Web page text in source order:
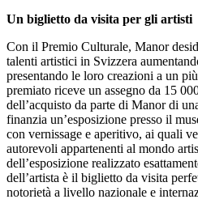
Un biglietto da visita per gli artisti
Con il Premio Culturale, Manor
talenti artistici in Svizzera
presentando le loro creazioni a un
premiato riceve un assegno da 15
dell’acquisto da parte di Manor di
finanzia un’esposizione presso il
con vernissage e aperitivo, ai quali
autorevoli appartenenti al mondo
dell’esposizione realizzato
dell’artista è il biglietto da visita
notorietà a livello nazionale e